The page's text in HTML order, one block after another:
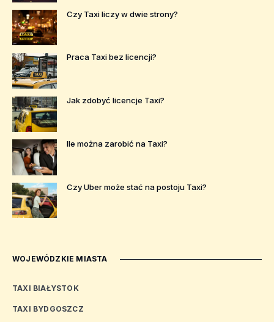
Czy Taxi liczy w dwie strony?
Praca Taxi bez licencji?
Jak zdobyć licencje Taxi?
Ile można zarobić na Taxi?
Czy Uber może stać na postoju Taxi?
WOJEWÓDZKIE MIASTA
TAXI BIAŁYSTOK
TAXI BYDGOSZCZ